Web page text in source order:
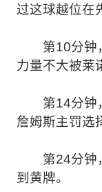
过这球越位在
第10分钟，
力量不大被莱
第14分钟，
詹姆斯主罚选
第24分钟，
到黄牌。